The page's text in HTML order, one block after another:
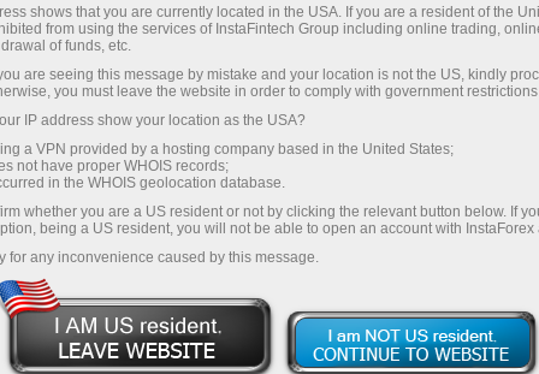
InstaForex
通过InstaForex获得真正竞争力的机
点差和手续费，以及股票和指数交
易的优惠条件
时可获得高达30%的奖金，并享受
其他促销活动和优惠
每笔存款
30%奖金
交易速度
与赛道速度
您的专属礼物大奖
充值$333—选择价值高达$1,500的礼物
无风险交易—
shows that you are currently located in the USA. If you are a resident of the
from using the services of InstaFintech Group including online trading,
of funds, etc.
are seeing this message by mistake and your location is not the US, kindly
you must leave the website in order to comply with government
IP address show your location as the USA?
a VPN provided by a hosting company based in the United States;
not have proper WHOIS records;
in the WHOIS geolocation database.
whether you are a US resident or not by clicking the relevant button below. If
being a US resident, you will not be able to open an account with InstaForex
for any inconvenience caused by this message.